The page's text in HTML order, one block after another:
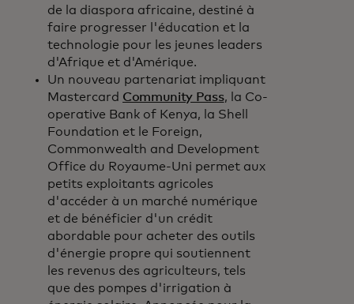
de la diaspora africaine, destiné à
faire progresser l'éducation et la
technologie pour les jeunes leaders
d'Afrique et d'Amérique.
Un nouveau partenariat impliquant
Mastercard Community Pass, la Co-
operative Bank of Kenya, la Shell
Foundation et le Foreign,
Commonwealth and Development
Office du Royaume-Uni permet aux
petits exploitants agricoles
d'accéder à un marché numérique
et de bénéficier d'un crédit
abordable pour acheter des outils
d'énergie propre qui soutiennent
les revenus des agriculteurs, tels
que des pompes d'irrigation à